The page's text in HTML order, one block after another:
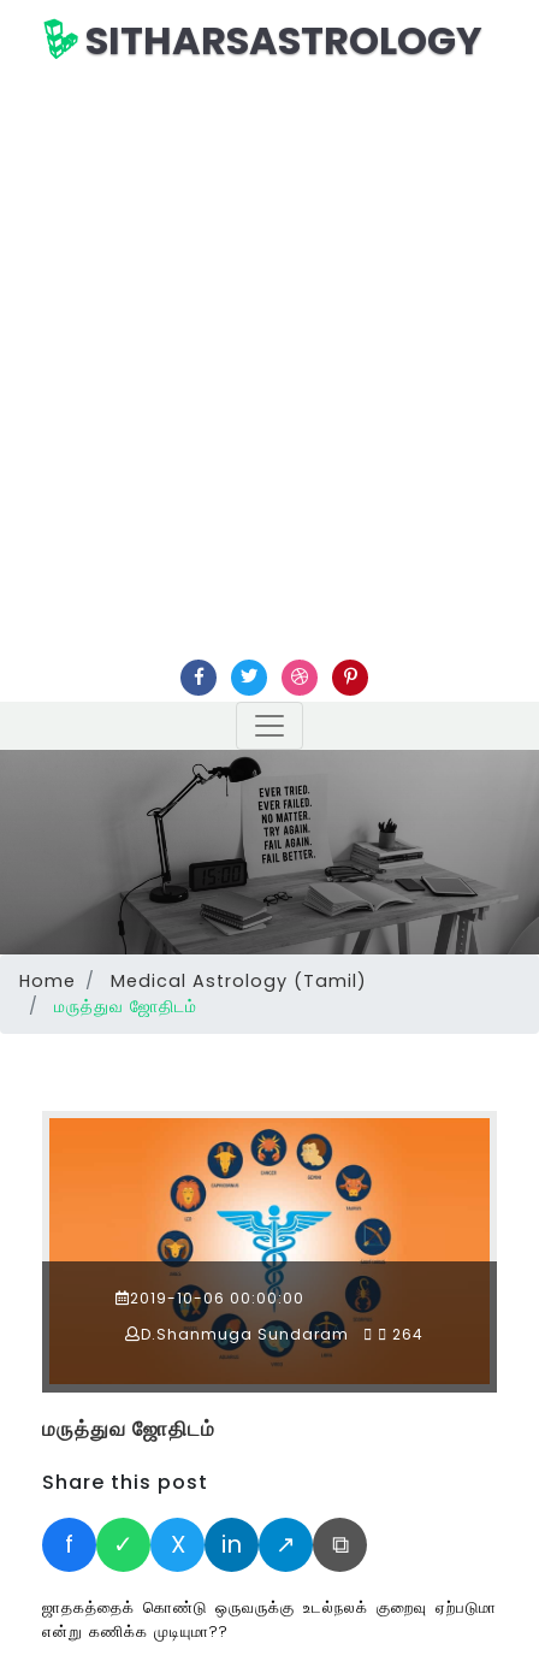
SITHARSASTROLOGY
Home
Medical Astrology (Tamil)
மருத்துவ ஜோதிடம்
2019-10-06 00:00:00
D.Shanmuga Sundaram
264
மருத்துவ ஜோதிடம்
Share this post
f ✓ X in ↗ ⧉
ஜாதகத்தைக் கொண்டு ஒருவருக்கு உடல்நலக் குறைவு ஏற்படுமா
என்று கணிக்க முடியுமா??